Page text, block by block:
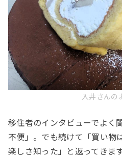
入井さんの
移住者のインタビューでよく
不便」。でも続けて「買い物
楽しさ知った」と返ってきま